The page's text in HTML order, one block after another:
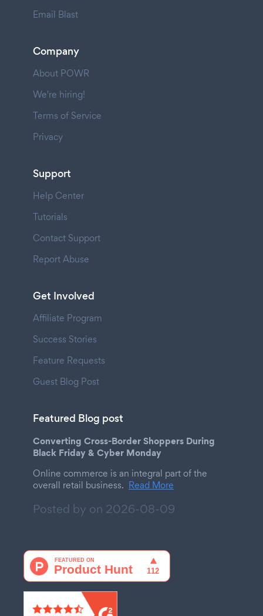
Email Blast
Company
About POWR
We're hiring!
Terms of Service
Privacy
Support
Help Center
Tutorials
Contact Support
Report Abuse
Get Involved
Affiliate Program
Success Stories
Feature Requests
Guest Blog Post
Featured Blog post
Converting Cross-Border Shoppers During
Black Friday & Cyber Monday
Online commerce is an integral part of the
overall retail business. Read More
Posted by on 2026-08-09